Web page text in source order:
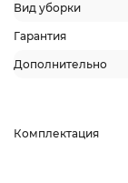
Вид уборки
Гарантия
Дополнительно
Комплектация